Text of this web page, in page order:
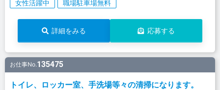
女性活躍中
職場駐車場無料
詳細をみる 応募する
お仕事No.135475
トイレ、ロッカー室、手洗場等々の清掃になります。